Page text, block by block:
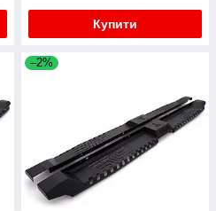
Купити
–2%